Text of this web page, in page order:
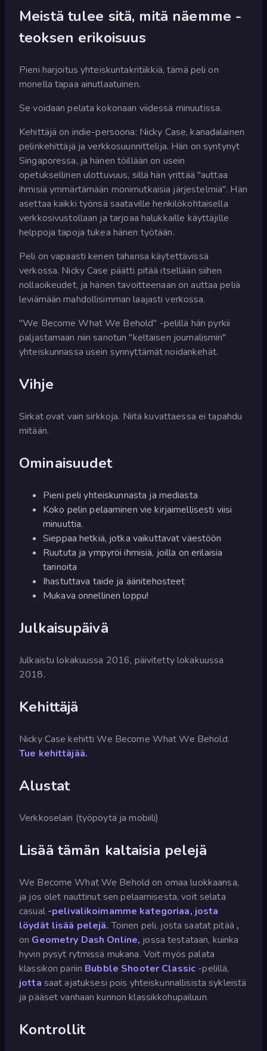
Meistä tulee sitä, mitä näemme -
teoksen erikoisuus
Pieni harjoitus yhteiskuntakritiikkiä, tämä peli on
monella tapaa ainutlaatuinen.
Se voidaan pelata kokonaan viidessä minuutissa.
Kehittäjä on indie-persoona: Nicky Case, kanadalainen
pelinkehittäjä ja verkkosuunnittelija. Hän on syntynyt
Singaporessa, ja hänen töillään on usein
opetuksellinen ulottuvuus, sillä hän yrittää "auttaa
ihmisiä ymmärtämään monimutkaisia järjestelmiä". Hän
asettaa kaikki työnsä saataville henkilökohtaisella
verkkosivustollaan ja tarjoaa halukkaille käyttäjille
helppoja tapoja tukea hänen työtään.
Peli on vapaasti kenen tahansa käytettävissä
verkossa. Nicky Case päätti pitää itsellään siihen
nollaoikeudet, ja hänen tavoitteenaan on auttaa peliä
leviämään mahdollisimman laajasti verkossa.
"We Become What We Behold" -pelillä hän pyrkii
paljastamaan niin sanotun "keltaisen journalismin"
yhteiskunnassa usein synnyttämät noidankehät.
Vihje
Sirkat ovat vain sirkkoja. Niitä kuvattaessa ei tapahdu
mitään.
Ominaisuudet
Pieni peli yhteiskunnasta ja mediasta
Koko pelin pelaaminen vie kirjaimellisesti viisi
minuuttia.
Sieppaa hetkiä, jotka vaikuttavat väestöön
Ruututa ja ympyröi ihmisiä, joilla on erilaisia
tarinoita
Ihastuttava taide ja äänitehosteet
Mukava onnellinen loppu!
Julkaisupäivä
Julkaistu lokakuussa 2016, päivitetty lokakuussa
2018.
Kehittäjä
Nicky Case kehitti We Become What We Behold.
Tue kehittäjää.
Alustat
Verkkoselain (työpöytä ja mobiili)
Lisää tämän kaltaisia pelejä
We Become What We Behold on omaa luokkaansa,
ja jos olet nauttinut sen pelaamisesta, voit selata
casual -pelivalikoimamme kategoriaa, josta
löydät lisää pelejä. Toinen peli, josta saatat pitää ,
on Geometry Dash Online, jossa testataan, kuinka
hyvin pysyt rytmissä mukana. Voit myös palata
klassikon pariin Bubble Shooter Classic -pelillä,
jotta saat ajatuksesi pois yhteiskunnallisista sykleistä
ja pääset vanhaan kunnon klassikkohupailuun.
Kontrollit